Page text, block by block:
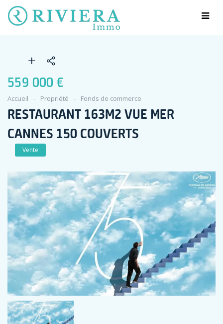
559 000 €
Accueil Propriété Fonds de commerce
RESTAURANT 163M2 VUE MER
CANNES 150 COUVERTS
Vente